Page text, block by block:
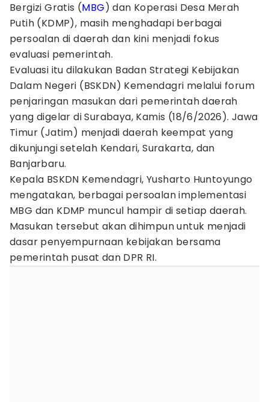
Bergizi Gratis (MBG) dan Koperasi Desa Merah
Putih (KDMP), masih menghadapi berbagai
persoalan di daerah dan kini menjadi fokus
evaluasi pemerintah.
Evaluasi itu dilakukan Badan Strategi Kebijakan
Dalam Negeri (BSKDN) Kemendagri melalui forum
penjaringan masukan dari pemerintah daerah
yang digelar di Surabaya, Kamis (18/6/2026). Jawa
Timur (Jatim) menjadi daerah keempat yang
dikunjungi setelah Kendari, Surakarta, dan
Banjarbaru.
Kepala BSKDN Kemendagri, Yusharto Huntoyungo
mengatakan, berbagai persoalan implementasi
MBG dan KDMP muncul hampir di setiap daerah.
Masukan tersebut akan dihimpun untuk menjadi
dasar penyempurnaan kebijakan bersama
pemerintah pusat dan DPR RI.